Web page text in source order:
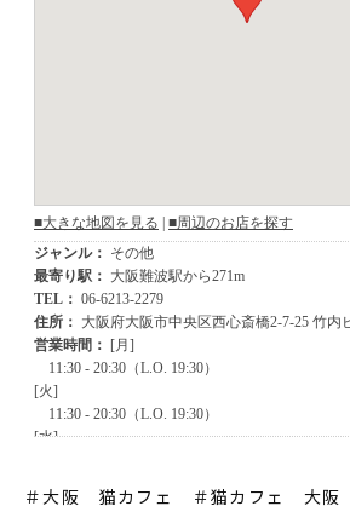
＃大阪 猫カフェ ＃猫カフェ 大阪